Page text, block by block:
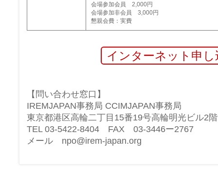
会場参加会員 2,000円
会場参加非会員 3,000円
懇親会費：実費
インターネット申し
【問い合わせ窓口】
IREMJAPAN事務局 CCIMJAPAN事務局
東京都港区高輪二丁目15番19号高輪明光ビル2階
TEL 03-5422-8404 FAX 03-3446ー2767
メール npo@irem-japan.org